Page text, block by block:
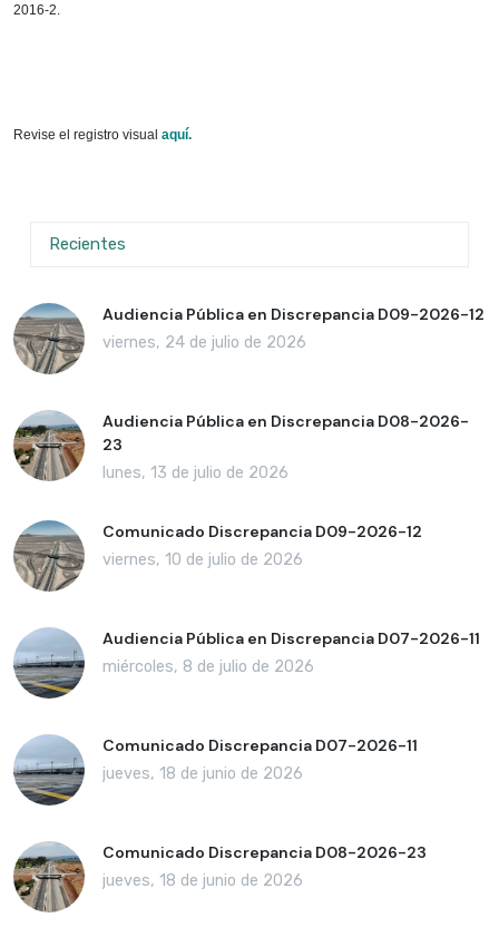
2016-2.
Revise el registro visual aquí.
Recientes
Audiencia Pública en Discrepancia D09-2026-12
viernes, 24 de julio de 2026
Audiencia Pública en Discrepancia D08-2026-
23
lunes, 13 de julio de 2026
Comunicado Discrepancia D09-2026-12
viernes, 10 de julio de 2026
Audiencia Pública en Discrepancia D07-2026-11
miércoles, 8 de julio de 2026
Comunicado Discrepancia D07-2026-11
jueves, 18 de junio de 2026
Comunicado Discrepancia D08-2026-23
jueves, 18 de junio de 2026